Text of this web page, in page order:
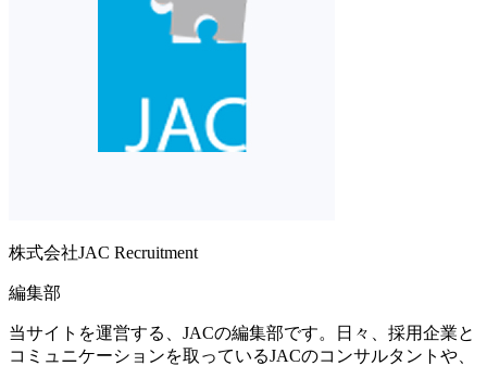
株式会社JAC Recruitment
編集部
当サイトを運営する、JACの編集部です。日々、採用企業と
コミュニケーションを取っているJACのコンサルタントや、